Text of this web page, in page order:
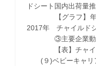
ドシート国内出荷量
【グラフ】年齢
2017年 チャイルドシ
③主要企業動
【表】チャイル
(９)ベビーキャリ